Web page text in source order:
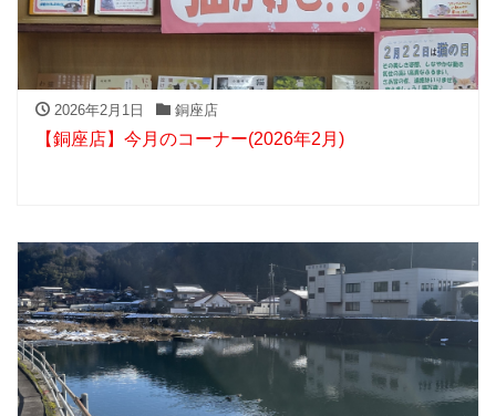
2026年2月1日 銅座店
【銅座店】今月のコーナー(2026年2月)